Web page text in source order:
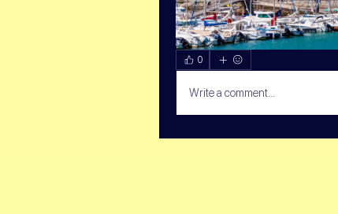
0
Write a comment...